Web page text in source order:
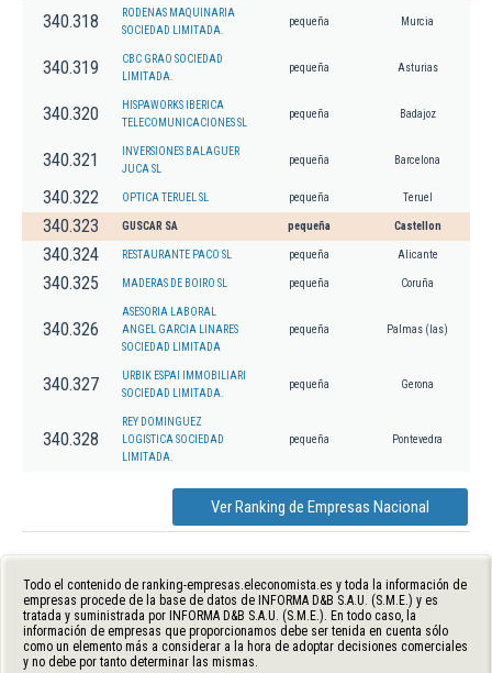
340.318
RODENAS MAQUINARIA
SOCIEDAD LIMITADA.
pequeña Murcia
340.319
CBC GRAO SOCIEDAD
LIMITADA.
pequeña Asturias
340.320
HISPAWORKS IBERICA
TELECOMUNICACIONES SL
pequeña Badajoz
340.321
INVERSIONES BALAGUER
JUCA SL
pequeña Barcelona
340.322 OPTICA TERUEL SL pequeña Teruel
340.323 GUSCAR SA pequeña Castellon
340.324 RESTAURANTE PACO SL pequeña Alicante
340.325 MADERAS DE BOIRO SL pequeña Coruña
340.326
ASESORIA LABORAL
ANGEL GARCIA LINARES
SOCIEDAD LIMITADA
pequeña Palmas (las)
340.327
URBIK ESPAI IMMOBILIARI
SOCIEDAD LIMITADA.
pequeña Gerona
340.328
REY DOMINGUEZ
LOGISTICA SOCIEDAD
LIMITADA.
pequeña Pontevedra
Ver Ranking de Empresas Nacional
Todo el contenido de ranking-empresas.eleconomista.es y toda la información de
empresas procede de la base de datos de INFORMA D&B S.A.U. (S.M.E.) y es
tratada y suministrada por INFORMA D&B S.A.U. (S.M.E.). En todo caso, la
información de empresas que proporcionamos debe ser tenida en cuenta sólo
como un elemento más a considerar a la hora de adoptar decisiones comerciales
y no debe por tanto determinar las mismas.